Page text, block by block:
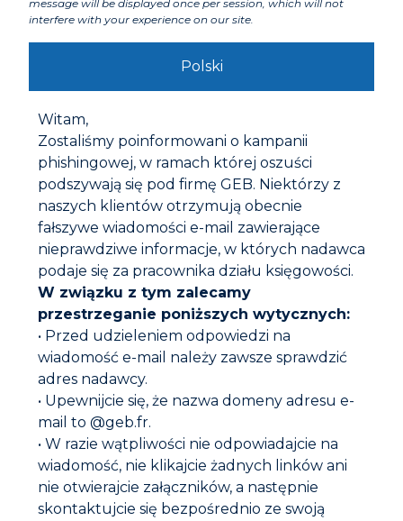
Komponenty
Etykiety i certyfikaty
Instrukcja obsługi
Sposób użycia :
▪ Uwaga: Należy zawsze wlewać produkt do usuwania
kamienia do wody, a nie odwrotnie.
▪ Zdecydowanie zalecane jest zobojętnienie
kwasowości resztkowej spowodowanej usunięciem
kamienia przy użyciu produktu G70 NEUTRALISANT
(PRODUKT ZOBOJĘTNIAJĄCY).
➢ INSTALACJA OTWARTA (gorącej wody sanitarnej)
Dokumentacja do pobrania
message will be displayed once per session, which will not
interfere with your experience on our site.
Polski
Witam,
Zostaliśmy poinformowani o kampanii
phishingowej, w ramach której oszuści
podszywają się pod firmę GEB. Niektórzy z
naszych klientów otrzymują obecnie
fałszywe wiadomości e-mail zawierające
nieprawdziwe informacje, w których nadawca
podaje się za pracownika działu księgowości.
W związku z tym zalecamy
przestrzeganie poniższych wytycznych:
• Przed udzieleniem odpowiedzi na
wiadomość e-mail należy zawsze sprawdzić
adres nadawcy.
• Upewnijcie się, że nazwa domeny adresu e-
mail to @geb.fr.
• W razie wątpliwości nie odpowiadajcie na
wiadomość, nie klikajcie żadnych linków ani
nie otwierajcie załączników, a następnie
skontaktujcie się bezpośrednio ze swoją